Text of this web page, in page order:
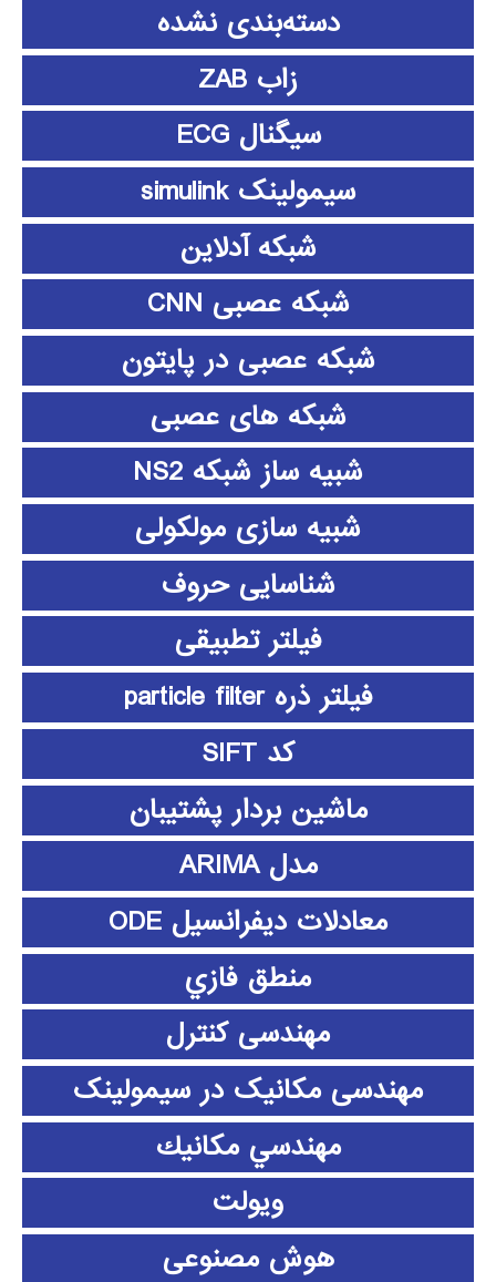
دسته‌بندی نشده
زاب ZAB
سیگنال ECG
سیمولینک simulink
شبکه آدلاین
شبکه عصبی CNN
شبکه عصبی در پایتون
شبکه های عصبی
شبیه ساز شبکه NS2
شبیه سازی مولکولی
شناسایی حروف
فیلتر تطبیقی
فیلتر ذره particle filter
کد SIFT
ماشین بردار پشتیبان
مدل ARIMA
معادلات دیفرانسیل ODE
منطق فازي
مهندسی کنترل
مهندسی مکانیک در سیمولینک
مهندسي مكانيك
ویولت
هوش مصنوعی